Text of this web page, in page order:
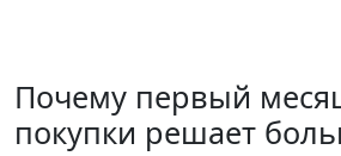
Почему первый
покупки решает